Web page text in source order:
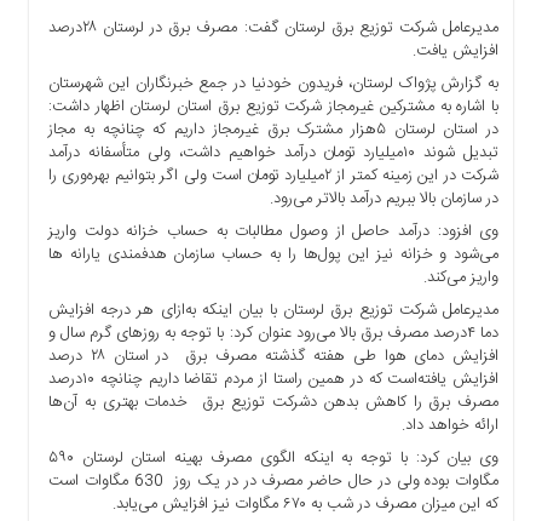
آموزشی
دسترسی
سریع
ارتباط
برگه
نمونه
تعرفه
درباره
اخبار
سایت
ارتباط
مدیرعامل شرکت توزیع برق لرستان گفت: مصرف برق در لرستان ۲۸درصد
افزایش یافت.
به گزارش پژواک لرستان، فریدون خودنیا در جمع خبرنگاران این شهرستان
با اشاره به مشترکین غیرمجاز شرکت توزیع برق استان لرستان اظهار داشت:
در استان لرستان ۵هزار مشترک برق غیرمجاز داریم که چنانچه به مجاز
تبدیل شوند ۱۰میلیارد تومان درآمد خواهیم داشت، ولی متأسفانه درآمد
شرکت در این زمینه کمتر از ۲میلیارد تومان است ولی اگر بتوانیم بهره‌وری را
در سازمان بالا ببریم درآمد بالاتر می‌رود.
وی افزود: درآمد حاصل از وصول مطالبات به حساب خزانه دولت واریز
می‌شود و خزانه نیز این پول‌ها را به حساب سازمان هدفمندی یارانه ها
واریز می‌کند.
مدیرعامل شرکت توزیع برق لرستان با بیان اینکه به‌ازای هر درجه افزایش
دما ۴درصد مصرف برق بالا می‌رود عنوان کرد: با توجه به روزهای گرم سال و
افزایش دمای هوا طی هفته گذشته مصرف برق در استان ۲۸ درصد
افزایش یافته‌است که در همین راستا از مردم تقاضا داریم چنانچه ۱۰درصد
مصرف برق را کاهش بدهن دشرکت توزیع برق خدمات بهتری به آن‌ها
ارائه خواهد داد.
وی بیان کرد: با توجه به اینکه الگوی مصرف بهینه استان لرستان ۵۹۰
مگاوات بوده ولی در حال حاضر مصرف در در یک روز 630 مگاوات است
که این میزان مصرف در شب به ۶۷۰ مگاوات نیز افزایش می‌یابد.